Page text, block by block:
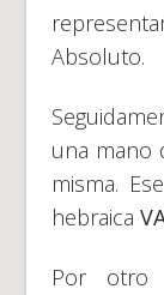
Absoluto.
una mano
misma.
hebraica
Por otro